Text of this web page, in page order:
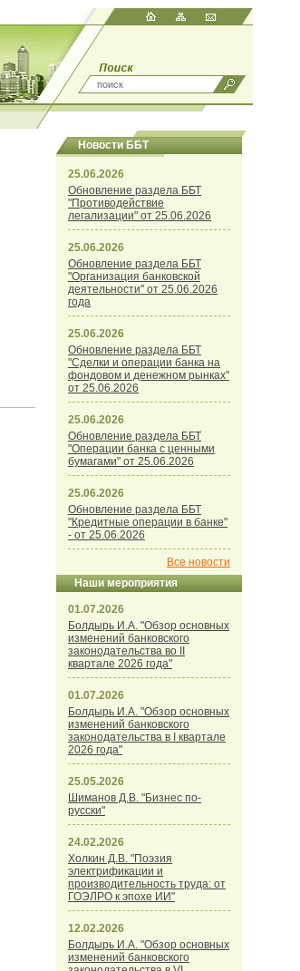
Новости ББТ
25.06.2026
Обновление раздела ББТ
"Противодействие
легализации" от 25.06.2026
25.06.2026
Обновление раздела ББТ
"Организация банковской
деятельности" от 25.06.2026
года
25.06.2026
Обновление раздела ББТ
"Сделки и операции банка на
фондовом и денежном рынках"
от 25.06.2026
25.06.2026
Обновление раздела ББТ
"Операции банка с ценными
бумагами" от 25.06.2026
25.06.2026
Обновление раздела ББТ
"Кредитные операции в банке"
- от 25.06.2026
Все новости
Наши мероприятия
01.07.2026
Болдырь И.А. "Обзор основных
изменений банковского
законодательства во II
квартале 2026 года"
01.07.2026
Болдырь И.А. "Обзор основных
изменений банковского
законодательства в I квартале
2026 года"
25.05.2026
Шиманов Д.В. "Бизнес по-
русски"
24.02.2026
Холкин Д.В. "Поэзия
электрификации и
производительность труда: от
ГОЭЛРО к эпохе ИИ"
12.02.2026
Болдырь И.А. "Обзор основных
изменений банковского